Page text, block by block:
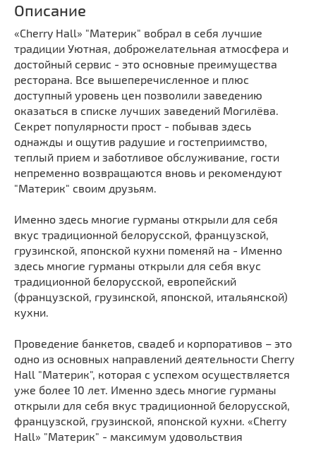
Описание
«Cherry Hall» "Материк" вобрал в себя лучшие
традиции Уютная, доброжелательная атмосфера и
достойный сервис - это основные преимущества
ресторана. Все вышеперечисленное и плюс
доступный уровень цен позволили заведению
оказаться в списке лучших заведений Могилёва.
Секрет популярности прост - побывав здесь
однажды и ощутив радушие и гостеприимство,
теплый прием и заботливое обслуживание, гости
непременно возвращаются вновь и рекомендуют
"Материк" своим друзьям.
Именно здесь многие гурманы открыли для себя
вкус традиционной белорусской, французской,
грузинской, японской кухни поменяй на - Именно
здесь многие гурманы открыли для себя вкус
традиционной белорусской, европейский
(французской, грузинской, японской, итальянской)
кухни.
Проведение банкетов, свадеб и корпоративов – это
одно из основных направлений деятельности Cherry
Hall "Материк", которая с успехом осуществляется
уже более 10 лет. Именно здесь многие гурманы
открыли для себя вкус традиционной белорусской,
французской, грузинской, японской кухни. «Cherry
Hall» "Материк" - максимум удовольствия